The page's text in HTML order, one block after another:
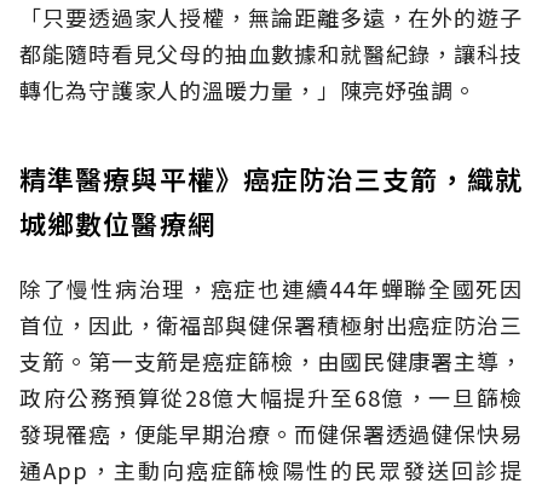
「只要透過家人授權，無論距離多遠，在外的遊子
都能隨時看見父母的抽血數據和就醫紀錄，讓科技
轉化為守護家人的溫暖力量，」陳亮妤強調。
精準醫療與平權》癌症防治三支箭，織就
城鄉數位醫療網
除了慢性病治理，癌症也連續44年蟬聯全國死因
首位，因此，衛福部與健保署積極射出癌症防治三
支箭。第一支箭是癌症篩檢，由國民健康署主導，
政府公務預算從28億大幅提升至68億，一旦篩檢
發現罹癌，便能早期治療。而健保署透過健保快易
通App，主動向癌症篩檢陽性的民眾發送回診提